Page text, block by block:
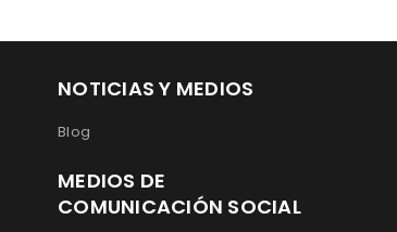
NOTICIAS Y MEDIOS
Blog
MEDIOS DE
COMUNICACIÓN SOCIAL